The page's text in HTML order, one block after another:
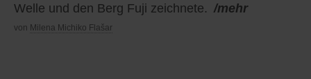
Welle und den Berg Fuji zeichnete. /mehr
von Milena Michiko Flašar